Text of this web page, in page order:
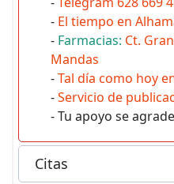
- El tiempo en
- Farmacias: Ct.
Mandas
-Tal día como hoy
-Servicio de
- Tu apoyo se
Citas